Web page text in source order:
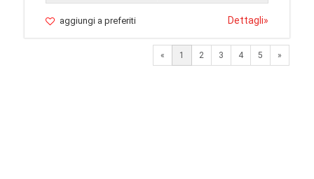
aggiungi a preferiti Dettagli»
« 1 2 3 4 5 »